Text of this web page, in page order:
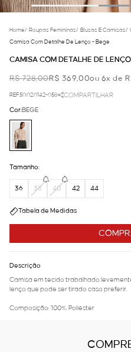
Home/ Roupas Femininas/ Blusas E Camisas/
Camisa Com Detalhe De Lenço - Bege
CAMISA COM DETALHE DE
R$ 728,00R$ 369,00ou 6x de
REF.50.02.0142-058 COMPARTILHAR
Cor:BEGE
Tamanho:
36 38 40 42 44
Tabela de Medidas
Descrição
Camisa em tecido trabalhado
lenço que pode ser tirado caso preferir.
Composição: 100% Poliéster